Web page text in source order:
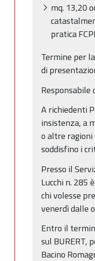
mq. 13,20
pratica
Termine per
di
Responsabile
A richiedenti
insistenza, a
o altre ragioni
soddisfino i
Presso il
Lucchi n. 285
chi volesse
venerdì dalle
Entro il
sul BURERT,
Bacino